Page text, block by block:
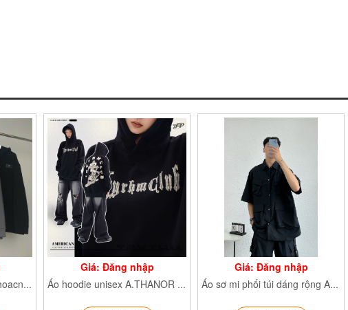
Áo khoác nỉ hoodie AokhoacniWZS919
Giá: Đăng nhập
Áo hoodie unisex A.THANOR AohoodieATHANOR
Giá: Đăng nhập
Áo sơ mi phối túi dáng rộng AoSMphoitui569